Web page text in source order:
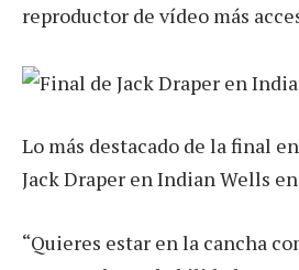
reproductor de vídeo más
Lo más destacado de la final
Jack Draper en Indian Wells
“Quieres estar en la cancha